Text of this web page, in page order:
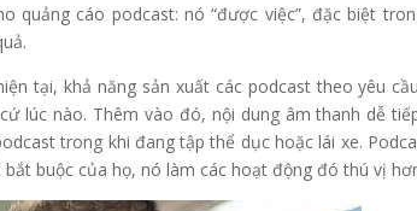
quảng cáo podcast: nó “được việc”, đặc biệt
tại, khả năng sản xuất các podcast theo yêu
lúc nào. Thêm vào đó, nội dung âm thanh dễ
trong khi đang tập thể dục hoặc lái xe.
buộc của họ, nó làm các hoạt động đó thú vị